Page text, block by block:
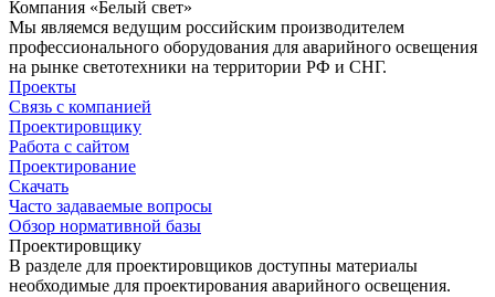
Компания «Белый свет»
Мы являемся ведущим российским производителем
профессионального оборудования для аварийного освещения
на рынке светотехники на территории РФ и СНГ.
Проекты
Связь с компанией
Проектировщику
Работа с сайтом
Проектирование
Скачать
Часто задаваемые вопросы
Обзор нормативной базы
Проектировщику
В разделе для проектировщиков доступны материалы
необходимые для проектирования аварийного освещения.